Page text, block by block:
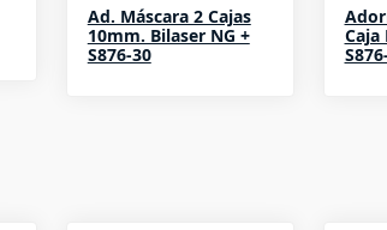
Ad. Máscara 2 Cajas
10mm. Bilaser NG +
S876-30
Caja